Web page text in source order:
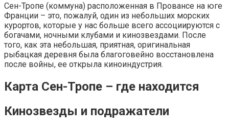
Сен-Тропе (коммуна) расположенная в Провансе на юге
Франции – это, пожалуй, один из небольших морских
курортов, которые у нас больше всего ассоциируются с
богачами, ночными клубами и кинозвездами. После
того, как эта небольшая, приятная, оригинальная
рыбацкая деревня была благоговейно восстановлена
после войны, ее открыла киноиндустрия.
Карта Сен-Тропе – где находится
Кинозвезды и подражатели